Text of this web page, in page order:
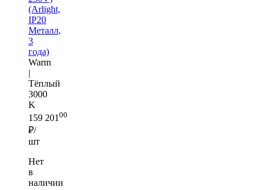
(Arlight,
IP20
Металл,
3
года)
Warm
|
Тёплый
3000
K
159 201 00
₽/
шт
Нет
в
наличии